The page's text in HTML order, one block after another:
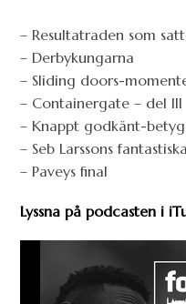
– Resultatraden som
– Derbykungarna
– Sliding doors-
– Containergate – del III
– Knappt godkänt-
– Seb Larssons
– Paveys final
Lyssna på podcasten i